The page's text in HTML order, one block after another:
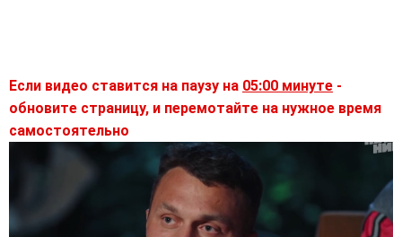
Если видео ставится на паузу на 05:00 минуте -
обновите страницу, и перемотайте на нужное время
самостоятельно